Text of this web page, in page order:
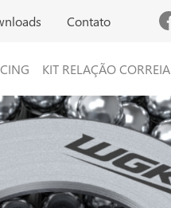
Contato
KIT RELAÇÃO CORREIA